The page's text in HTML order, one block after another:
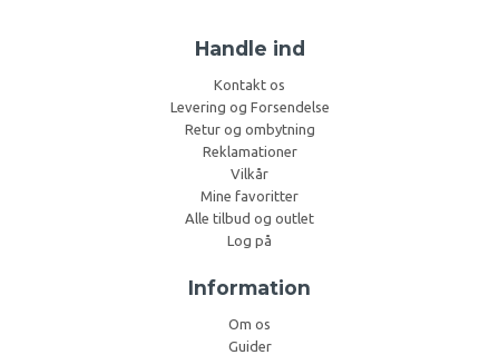
Handle ind
Kontakt os
Levering og Forsendelse
Retur og ombytning
Reklamationer
Vilkår
Mine favoritter
Alle tilbud og outlet
Log på
Information
Om os
Guider